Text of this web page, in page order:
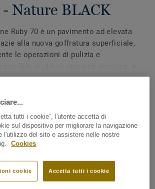
- Nature BLACK
Ruby 70 è un pavimento ad elevata
alla nuova goffratura superficiale,
le operazioni di pulizia e
all'interno di edifici scolastici,
a traffico intenso: 0,70mm di strato
TopClean™ PUR
tutti i cookie”, l'utente accetta di
sul dispositivo per migliorare la navigazione
l'utilizzo del sito e assistere nelle nostre
Cookies
Accetta tutti i cookie
cookie